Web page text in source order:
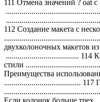
111 Отмена значений ? oat
112 Создание макета с
двухколоночных макетов
..................................... 114
стили
Преимущества
....................................... 117
Если колонок больше трех